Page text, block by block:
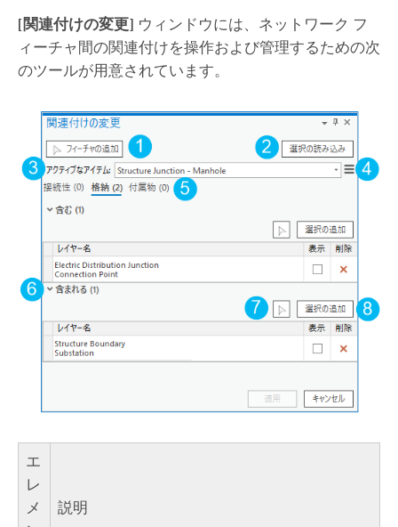
[関連付けの変更] ウィンドウには、ネットワーク フ
ィーチャ間の関連付けを操作および管理するための次
のツールが用意されています。
エ
レ
メ
説明